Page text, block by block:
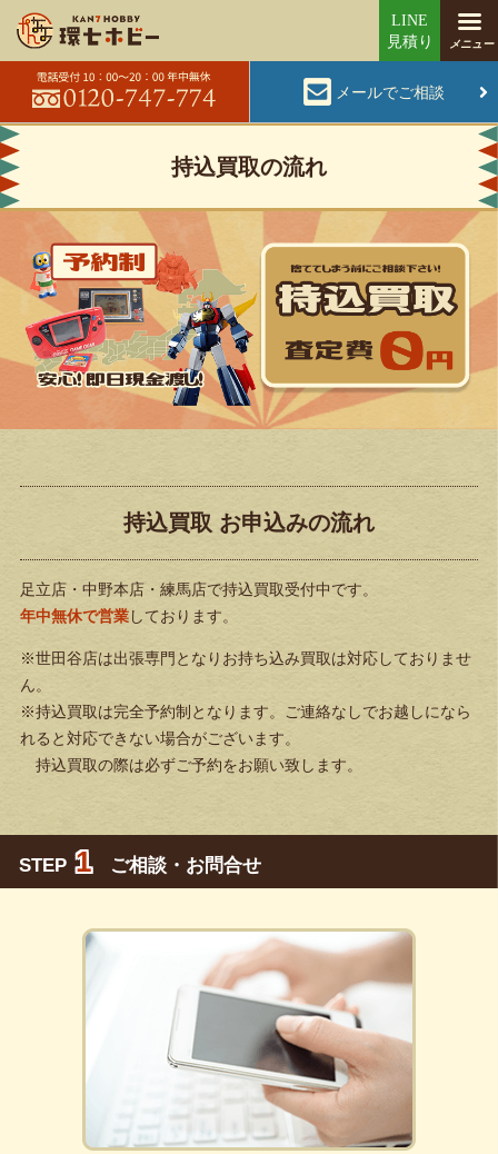
メールでご相談
持込買取の流れ
持込買取 お申込みの流れ
足立店・中野本店・練馬店で持込買取受付中です。
年中無休で営業しております。
※世田谷店は出張専門となりお持ち込み買取は対応しておりませ
ん。
※持込買取は完全予約制となります。ご連絡なしでお越しになら
れると対応できない場合がございます。
持込買取の際は必ずご予約をお願い致します。
STEP 1ご相談・お問合せ